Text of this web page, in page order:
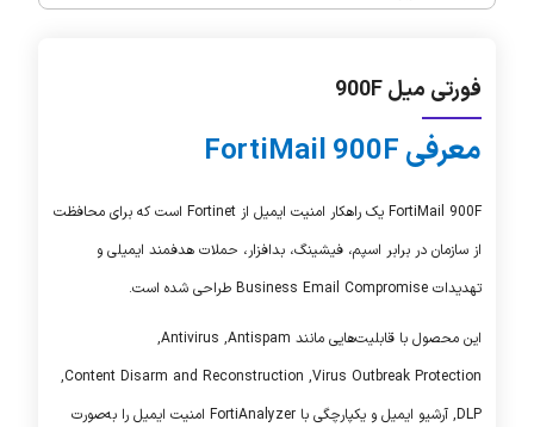
فورتی میل 900F
معرفیFortiMail 900F
FortiMail 900F یک راهکار امنیت ایمیل از Fortinet است که برای محافظت
از سازمان در برابر اسپم، فیشینگ، بدافزار، حملات هدفمند ایمیلی و
تهدیدات Business Email Compromise طراحی شده است.
این محصول با قابلیت‌هایی مانند Antispam
,
Antivirus
,
Virus Outbreak Protection
,
Content Disarm and Reconstruction
,
DLP, آرشیو ایمیل و یکپارچگی با FortiAnalyzer امنیت ایمیل را به‌صورت